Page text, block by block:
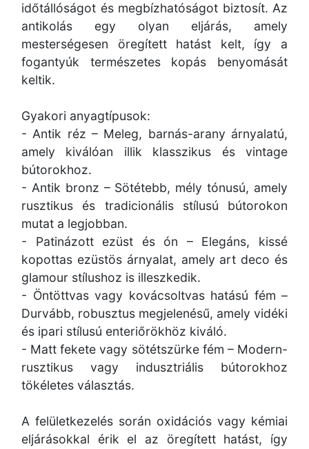
időtállóságot és megbízhatóságot biztosít. Az
antikolás egy olyan eljárás, amely
mesterségesen öregített hatást kelt, így a
fogantyúk természetes kopás benyomását
keltik.
Gyakori anyagtípusok:
- Antik réz – Meleg, barnás-arany árnyalatú,
amely kiválóan illik klasszikus és vintage
bútorokhoz.
- Antik bronz – Sötétebb, mély tónusú, amely
rusztikus és tradicionális stílusú bútorokon
mutat a legjobban.
- Patinázott ezüst és ón – Elegáns, kissé
kopottas ezüstös árnyalat, amely art deco és
glamour stílushoz is illeszkedik.
- Öntöttvas vagy kovácsoltvas hatású fém –
Durvább, robusztus megjelenésű, amely vidéki
és ipari stílusú enteriőrökhöz kiváló.
- Matt fekete vagy sötétszürke fém – Modern-
rusztikus vagy indusztriális bútorokhoz
tökéletes választás.
A felületkezelés során oxidációs vagy kémiai
eljárásokkal érik el az öregített hatást, így